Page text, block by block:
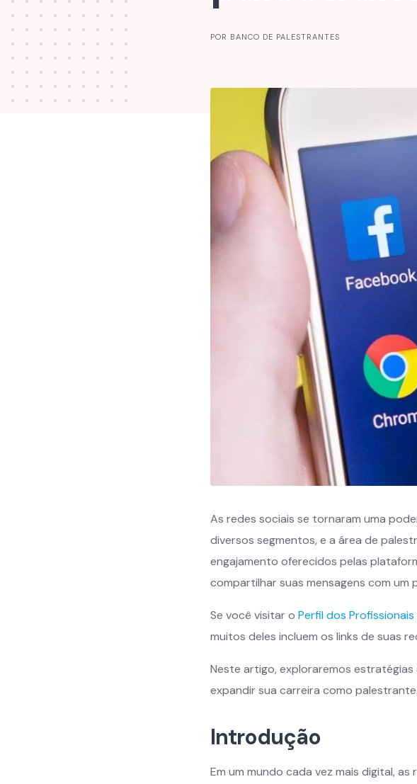
POR BANCO DE PALESTRANTES
As redes sociais se tornaram uma
diversos segmentos, e a área de
engajamento oferecidos pelas
compartilhar suas mensagens com um
Se você visitar oPerfil dos Profissionais
muitos deles incluem os links de suas
Neste artigo, exploraremos
expandir sua carreira como palestrante.
Introdução
Em um mundo cada vez mais digital,